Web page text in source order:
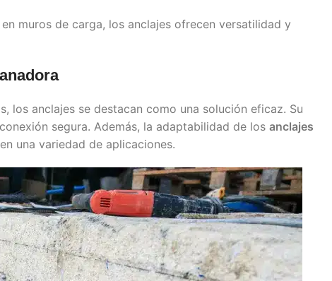
muros de carga, los anclajes ofrecen versatilidad y
los anclajes se destacan como una solución eficaz. Su
segura. Además, la adaptabilidad de los anclajes
una variedad de aplicaciones.